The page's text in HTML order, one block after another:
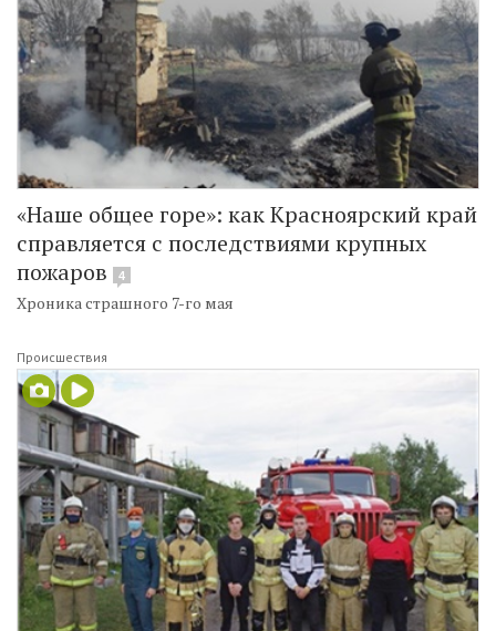
«Наше общее горе»: как Красноярский край
справляется с последствиями крупных
пожаров
4
Хроника страшного 7-го мая
Происшествия